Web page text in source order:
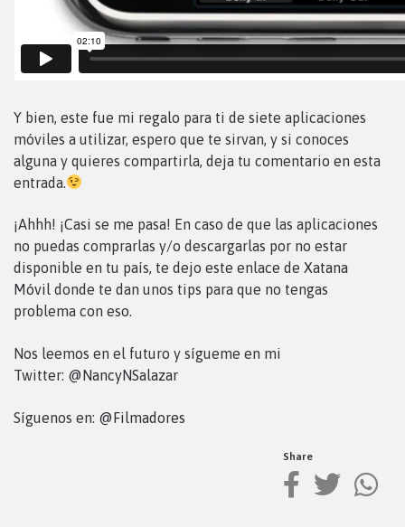
Y bien, este fue mi regalo para ti de siete aplicaciones
móviles a utilizar, espero que te sirvan, y si conoces
alguna y quieres compartirla, deja tu comentario en esta
entrada.
¡Ahhh! ¡Casi se me pasa! En caso de que las aplicaciones
no puedas comprarlas y/o descargarlas por no estar
disponible en tu país, te dejo este enlace de Xatana
Móvil donde te dan unos tips para que no tengas
problema con eso.
Nos leemos en el futuro y sígueme en mi
Twitter: @NancyNSalazar
Síguenos en: @Filmadores
Share